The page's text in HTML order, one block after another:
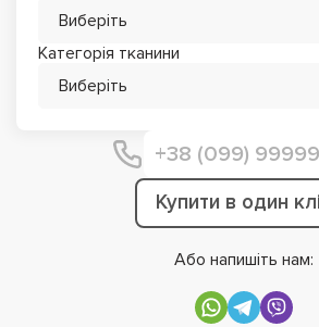
Виберіть
Категорія тканини
Виберіть
Купити в один
Або напишіть нам: